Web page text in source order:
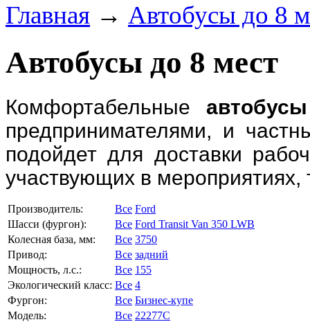
Главная → Автобусы до 8
Автобусы до 8 мест
Комфортабельные автобусы
предпринимателями, и
подойдет для доставки
участвующих в мероприятиях,
Производитель: Все Ford
Шасси (фургон):
Все Ford Transit Van 350 LWB
Колесная база, мм:
Все 3750
Привод:
Все задний
Мощность, л.с.:
Все 155
Экологический класс: Все 4
Фургон:
Все Бизнес-купе
Модель:
Все 22277C